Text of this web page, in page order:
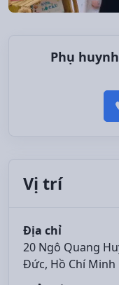
Phụ
Vị trí
Địa chỉ
20 Ngô Quang
Đức, Hồ Chí Minh